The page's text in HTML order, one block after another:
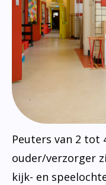
Peuters van 2 tot
ouder/verzorger
kijk- en